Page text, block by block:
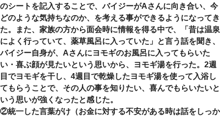
のシートを記入することで、バイジーがAさんに向き合い、今
どのような気持ちなのか、を考える事ができるようになってき
た。また、家族の方から面会時に情報を得る中で、「昔は温泉
によく行っていて、薬草風呂に入っていた」と言う話を聞き、
バイジー自身が、Aさんにヨモギのお風呂に入ってもらいた
い・喜ぶ顔が見たいという思いから、ヨモギ湯を行った。2週
目でヨモギを干し、4週目で乾燥したヨモギ湯を使って入浴し
てもらうことで、その人の事を知りたい、喜んでもらいたいと
いう思いが強くなったと感じた。
②統一した言葉がけ（お金に対する不安がある時は話をしっか